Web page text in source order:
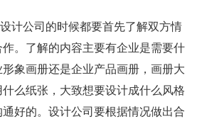
公司的时候都要首先了解双方情
。了解的内容主要有企业是需要什
象画册还是企业产品画册，画册大
么纸张，大致想要设计成什么风格
好的。设计公司要根据情况做出合